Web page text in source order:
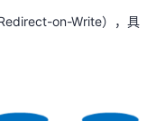
on-Write），具